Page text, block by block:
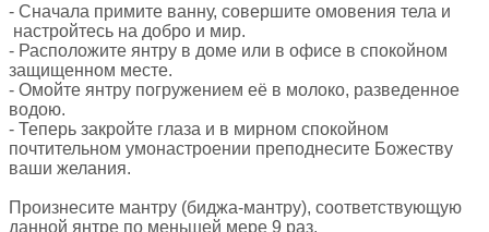
- Сначала примите ванну, совершите омовения тела и
настройтесь на добро и мир.
- Расположите янтру в доме или в офисе в спокойном
защищенном месте.
- Омойте янтру погружением её в молоко, разведенное
водою.
- Теперь закройте глаза и в мирном спокойном
почтительном умонастроении преподнесите Божеству
ваши желания.
Произнесите мантру (биджа-мантру), соответствующую
данной янтре по меньшей мере 9 раз.